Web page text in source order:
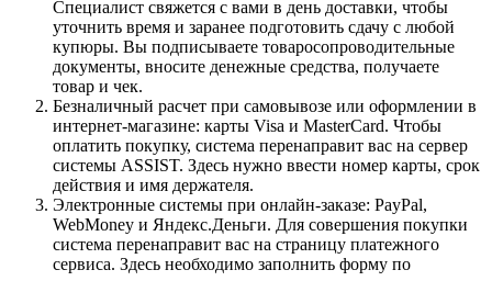
Специалист свяжется с вами в день доставки, чтобы
уточнить время и заранее подготовить сдачу с любой
купюры. Вы подписываете товаросопроводительные
документы, вносите денежные средства, получаете
товар и чек.
Безналичный расчет при самовывозе или оформлении в
интернет-магазине: карты Visa и MasterCard. Чтобы
оплатить покупку, система перенаправит вас на сервер
системы ASSIST. Здесь нужно ввести номер карты, срок
действия и имя держателя.
Электронные системы при онлайн-заказе: PayPal,
WebMoney и Яндекс.Деньги. Для совершения покупки
система перенаправит вас на страницу платежного
сервиса. Здесь необходимо заполнить форму по